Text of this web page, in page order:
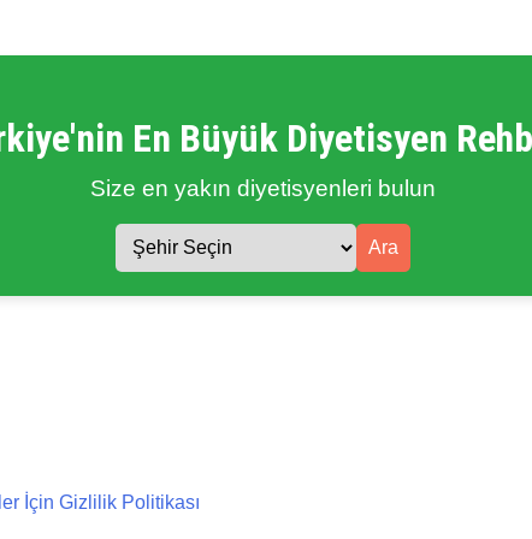
En Büyük Diyetisyen
Size en yakın diyetisyenleri bulun
Ara
İçin Gizlilik Politikası